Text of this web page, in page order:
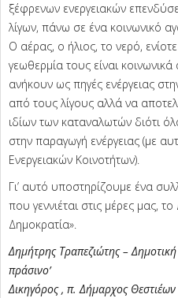
ξέφρενων ενεργειακών
λίγων, πάνω σε ένα κοινωνικό
Ο αέρας, ο ήλιος, το νερό,
γεωθερμία τους είναι
ανήκουν ως πηγές ενέργειας
από τους λίγους αλλά να
ιδίων των καταναλωτών διότι
στην παραγωγή ενέργειας (με
Ενεργειακών Κοινοτήτων).
Γι’ αυτό υποστηρίζουμε ένα
που γεννιέται στις μέρες μας,
Δημοκρατία».
Δημήτρης Τραπεζιώτης – Δημοτική
πράσινο’
Δικηγόρος , π. Δήμαρχος Θεστιέων